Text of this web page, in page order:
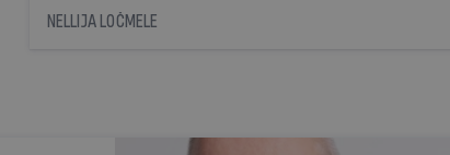
valdīšanas tā vēlēšanās cietusi bezprecedenta
partijas, startējot atsevišķi, spēja piesaistīt tikai
NELLIJA LOČMELE